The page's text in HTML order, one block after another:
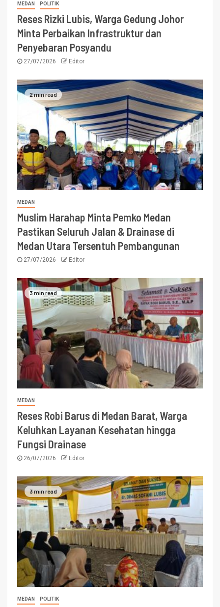
MEDAN POLITIK
Reses Rizki Lubis, Warga Gedung Johor
Minta Perbaikan Infrastruktur dan
Penyebaran Posyandu
27/07/2026 Editor
2 min read
MEDAN
Muslim Harahap Minta Pemko Medan
Pastikan Seluruh Jalan & Drainase di
Medan Utara Tersentuh Pembangunan
27/07/2026 Editor
3 min read
MEDAN
Reses Robi Barus di Medan Barat, Warga
Keluhkan Layanan Kesehatan hingga
Fungsi Drainase
26/07/2026 Editor
3 min read
MEDAN POLITIK